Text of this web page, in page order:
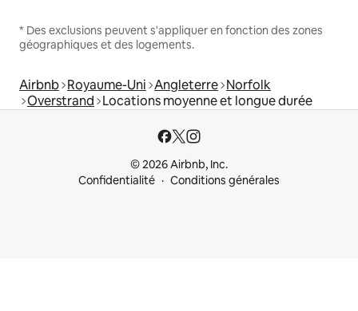
* Des exclusions peuvent s'appliquer en fonction des zones
géographiques et des logements.
Airbnb Royaume-Uni Angleterre Norfolk
Overstrand Locations moyenne et longue durée
© 2026 Airbnb, Inc.
Confidentialité
Conditions générales